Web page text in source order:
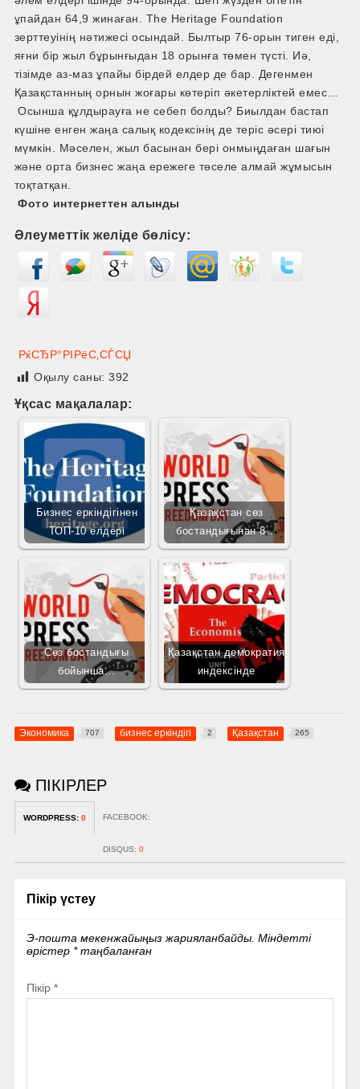
ұпайдан 64,9 жинаған. The Heritage Foundation
зерттеуінің нәтижесі осындай. Былтыр 76-орын тиген еді,
яғни бір жыл бұрынғыдан 18 орынға төмен түсті. Иә,
тізімде аз-маз ұпайы бірдей елдер де бар. Дегенмен
Қазақстанның орнын жоғары көтеріп әкетерліктей емес…
Осынша құлдырауға не себеп болды? Биылдан бастап
күшіне енген жаңа салық кодексінің де теріс әсері тиюі
мүмкін. Мәселен, жыл басынан бері онмыңдаған шағын
және орта бизнес жаңа ережеге төселе алмай жұмысын
тоқтатқан.
Фото интернеттен алынды
Әлеуметтік желіде бөлісу:
РќСЂР°РІРёС‚СЃСЏ
Оқылу саны:392
Ұқсас мақалалар:
Бизнес еркіндігінен
ТОП-10 елдері
Қазақстан сөз
бостандығынан 8…
Сөз бостандығы
бойынша…
Қазақстан демократия
индексінде
Экономика 707 бизнес еркіндігі 2 Қазақстан 265
ПІКІРЛЕР
WORDPRESS: 0 FACEBOOK:
DISQUS: 0
Пікір үстеу
Э-пошта мекенжайыңыз жарияланбайды. Міндетті
өрістер *таңбаланған
Пікір *